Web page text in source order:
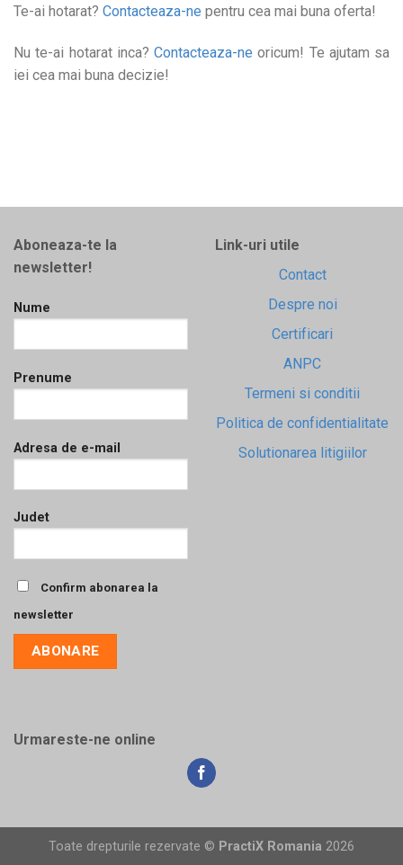
Te-ai hotarat? Contacteaza-ne pentru cea mai buna oferta!
Nu te-ai hotarat inca? Contacteaza-ne oricum! Te ajutam sa
iei cea mai buna decizie!
Aboneaza-te la
newsletter!
Nume
Prenume
Adresa de e-mail
Judet
Confirm abonarea la
newsletter
Link-uri utile
Contact
Despre noi
Certificari
ANPC
Termeni si conditii
Politica de confidentialitate
Solutionarea litigiilor
Urmareste-ne online
Toate drepturile rezervate © PractiX Romania 2026